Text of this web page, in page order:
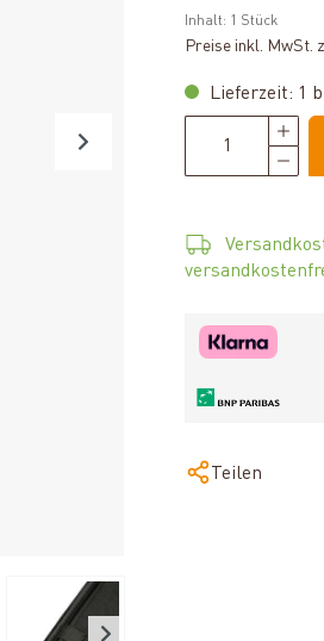
Inhalt: 1 Stück
Preise inkl. MwSt.
Lieferzeit: 1
Teilen